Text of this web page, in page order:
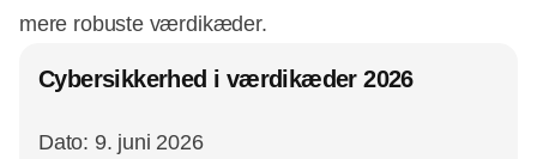
mere robuste værdikæder.
Cybersikkerhed i værdikæder 2026
Dato: 9. juni 2026